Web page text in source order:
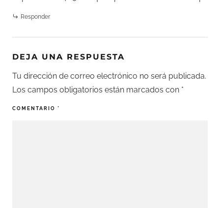
Responder
DEJA UNA RESPUESTA
Tu dirección de correo electrónico no será publicada.
Los campos obligatorios están marcados con *
COMENTARIO *